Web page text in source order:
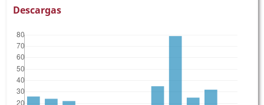
Descargas